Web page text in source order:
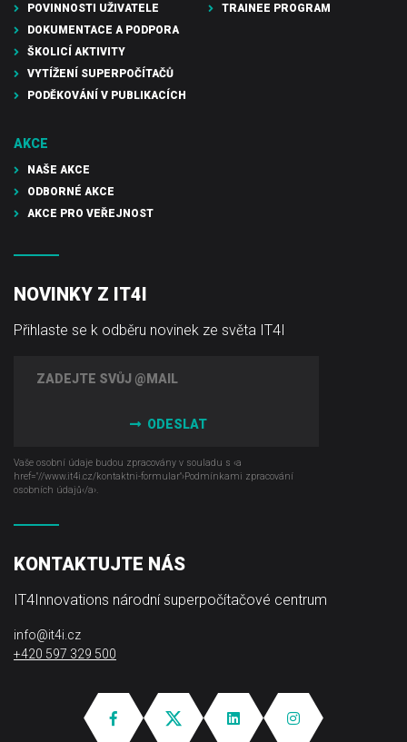
POVINNOSTI UŽIVATELE
DOKUMENTACE A PODPORA
ŠKOLICÍ AKTIVITY
VYTÍŽENÍ SUPERPOČÍTAČŮ
PODĚKOVÁNÍ V PUBLIKACÍCH
TRAINEE PROGRAM
AKCE
NAŠE AKCE
ODBORNÉ AKCE
AKCE PRO VEŘEJNOST
KONTAKTUJTE NÁS
IT4Innovations národní superpočítačové centrum
info@it4i.cz
+420 597 329 500
NOVINKY Z IT4I
Přihlaste se k odběru novinek ze světa IT4I
ODESLAT
Vaše osobní údaje budou zpracovány v souladu s ‹a
href="//www.it4i­.cz/kontaktni-formular"›Podmínkami zpracování
osobních údajů‹/a›.